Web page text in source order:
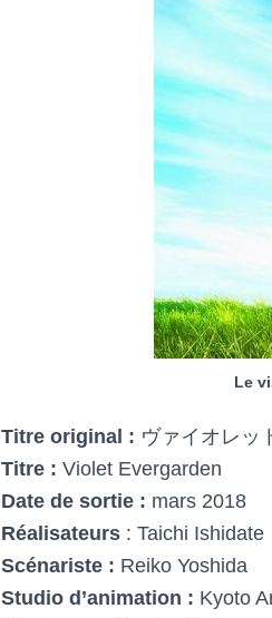
Le
Titre original : ヴァイオレッ
Titre : Violet Evergarden
Date de sortie : mars 2018
Réalisateurs : Taichi Ishidate
Scénariste : Reiko Yoshida
Studio d’animation : Kyoto